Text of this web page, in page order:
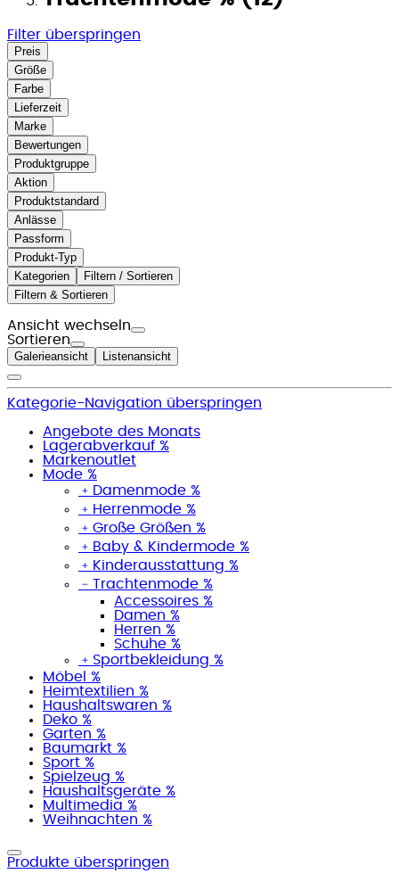
Filter überspringen
Preis
Größe
Farbe
Lieferzeit
Marke
Bewertungen
Produktgruppe
Aktion
Produktstandard
Anlässe
Passform
Produkt-Typ
Kategorien
Filtern / Sortieren
Filtern & Sortieren
Ansicht wechseln
Sortieren
Galerieansicht Listenansicht
Kategorie-Navigation überspringen
Angebote des Monats
Lagerabverkauf %
Markenoutlet
Mode %
﹢ Damenmode %
﹢ Herrenmode %
﹢ Große Größen %
﹢ Baby & Kindermode %
﹢ Kinderausstattung %
﹣ Trachtenmode %
Accessoires %
Damen %
Herren %
Schuhe %
﹢ Sportbekleidung %
Möbel %
Heimtextilien %
Haushaltswaren %
Deko %
Garten %
Baumarkt %
Sport %
Spielzeug %
Haushaltsgeräte %
Multimedia %
Weihnachten %
Produkte überspringen